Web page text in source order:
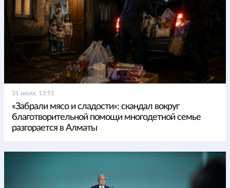
31 июля, 13:51
«Забрали мясо и сладости»: скандал вокруг
благотворительной помощи многодетной семье
разгорается в Алматы